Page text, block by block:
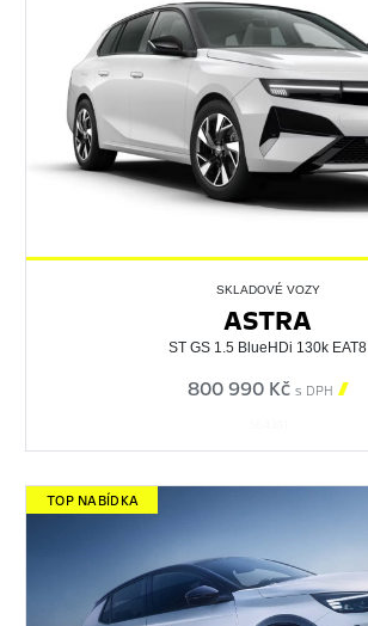
SKLADOVÉ VOZY
ASTRA
ST GS 1.5 BlueHDi 130k EAT8
800 990 Kč s DPH 
TOP NABÍDKA